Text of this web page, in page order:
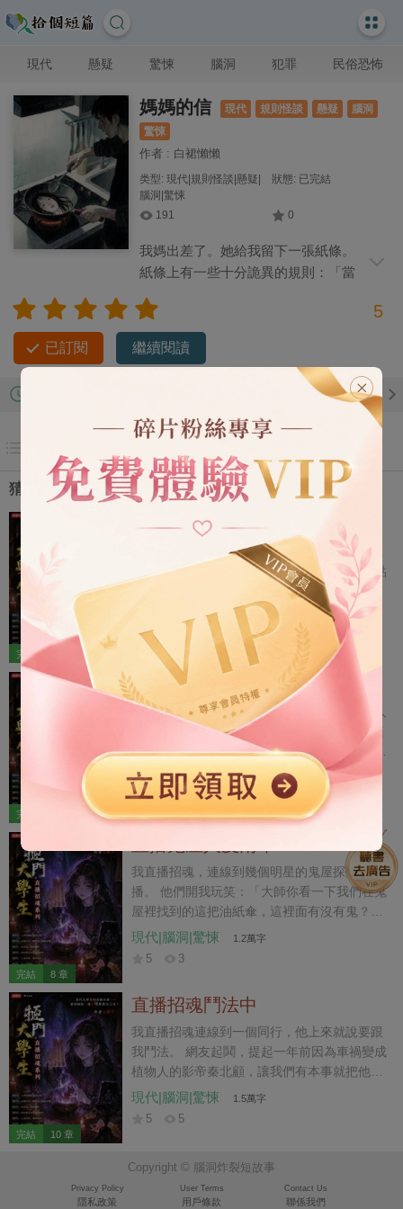
現代 懸疑 驚悚 腦洞 犯罪 民俗恐怖
媽媽的信 現代 規則怪談 懸疑
腦洞
驚悚
作者 : 白裙懶懶
类型: 現代|規則怪談|懸疑|
腦洞|驚悚
狀態: 已完結
191 0
我媽出差了。她給我留下一張紙條。
紙條上有一些十分詭異的規則：「當
「如果有穿紅衣服的人敲門，請不要開門，並立刻躲進床
底。」 「一定要記住，你的爸爸已經死了，家裡沒有爸
爸！！！」
5
已訂閱 繼續閱讀
猜你喜歡
完結
摳門大學生直播捉僵
我第二次直播招魂，本想低調，首富之子卻狂
砸一萬個嘉年華，感謝我的救母之恩。 機靈點
的已經搶先刷了一個嘉年華，搶到了今天的招
魂名額。 「大師，我不想招魂，我想要找一個
失蹤五年的人，你能幫我算一算嗎？」 我讓對
方提供生辰八字，當看完那個生辰八字，我惋
惜： 「這個八字的主人，不是失蹤，而是已經
犧牲了……」 八字純陰者，千人亂葬處，墳前
冒死水，鬼樹聚陰氣，煉就白毛僵。 這事棘手
現代|腦洞|驚悚 1.3萬字
5
完結
摳門大學生擺攤鬥鬼
前兩次直播招魂出師不利，幹了兩票大的。 人
太出名沒好事，我乾脆停了直播，跑到天橋底
下擺攤算卦。 一卦一萬塊，我以為這下肯定沒
有人上鉤，我能圖個清靜了。 結果，昔日金融
大鱷來到我攤位前，他把全身僅剩的一萬塊轉
給我，讓我給他算一卦。 我一看，嚯，又來了
票大的！ 傷官喜用神，五鬼搬運術，敗財桃花
劫，命喪美人懷。 兄弟，你離死不遠啦！
現代|腦洞|驚悚 1.2萬字
5 4
完結 8 章
我直播招魂，連線到幾個明星的鬼屋探險直
播。 他們開我玩笑：「大師你看一下我們在鬼
屋裡找到的這把油紙傘，這裡面有沒有鬼？」
我看著在他們身後重復喊著「把傘還我」的女
鬼，面色大變。 「那是鬼的人皮血傘，快還給
現代|腦洞|驚悚 1.2萬字
5 3
完結 10 章
直播招魂鬥法中
我直播招魂連線到一個同行，他上來就說要跟
我鬥法。 網友起鬨，提起一年前因為車禍變成
植物人的影帝秦北顧，讓我們有本事就把他弄
醒。 「想要他醒，停掉他的藥，報警抓他經紀
人就行。」 我話剛說完，對方卻嘲笑我學藝不
止：「快停下，一體兩魂要人命，請鬼容易送
鬼難。」
現代|腦洞|驚悚 1.5萬字
5 5
Copyright © 腦洞炸裂短故事
Privacy Policy
隱私政策
User Terms
用戶條款
Contact Us
聯係我們